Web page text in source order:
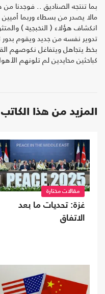
بما تنتجه الصناديق .. فوجدنا من
مالا يصدر من بسطاء وربما
انكشاف هؤلاء ( النخبجية )
تدوير نفسه من جديد ويقوم
بخط يتجاهل ويتفاغل نكوصهم
كباحثين محايدين لم تلونهم
المزيد من هذا الكاتب
مقالات مختارة
غزة: تحديات ما بعد
الاتفاق